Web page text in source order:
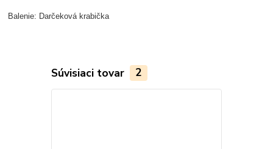
Balenie: Darčeková krabička
Súvisiaci tovar 2